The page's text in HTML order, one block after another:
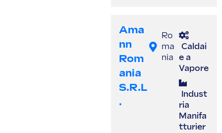
Ama
Nn
Rom
Ania
S.r.l
.
Ro
ma
nia
Caldai
e a
Vapore
Indust
ria
Manifa
tturier